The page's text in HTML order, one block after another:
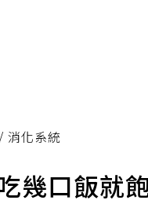
消化系統
幾口飯就